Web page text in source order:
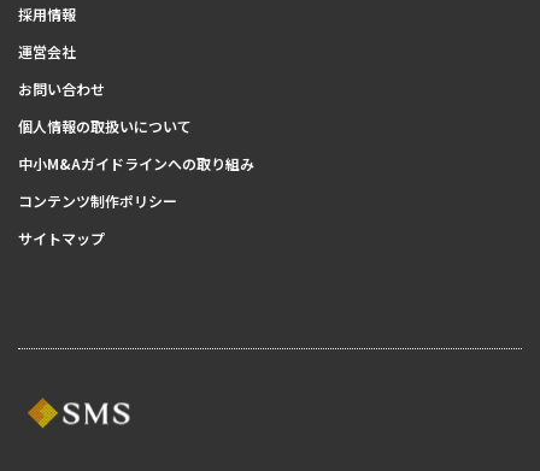
採用情報
運営会社
お問い合わせ
個人情報の取扱いについて
中小M&Aガイドラインへの取り組み
コンテンツ制作ポリシー
サイトマップ